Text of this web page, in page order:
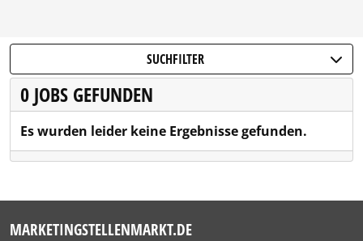
SUCHFILTER
0 JOBS GEFUNDEN
Es wurden leider keine Ergebnisse gefunden.
MARKETINGSTELLENMARKT.DE